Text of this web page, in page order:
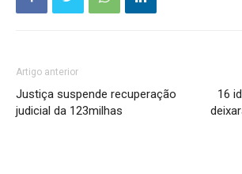
Artigo anterior
Justiça suspende recuperação
judicial da 123milhas
16